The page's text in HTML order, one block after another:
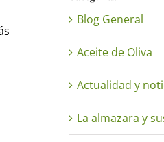
Blog General
Aceite de Oliva
Actualidad y
La almazara y